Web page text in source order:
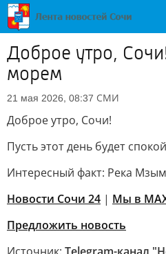
Доброе утро,
морем
21 мая 2026, 08:37 СМИ
Доброе утро, Сочи!
Пусть этот день будет
Интересный факт: Река
Новости Сочи 24 | Мы в
Предложить новость